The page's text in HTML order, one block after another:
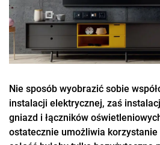
Nie sposób wyobrazić sobie
instalacji elektrycznej, zaś
gniazd i łączników
ostatecznie umożliwia korzystanie